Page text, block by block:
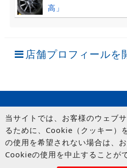
高」
店舗プロフィールを
当サイトでは、お客様のウェブ
るために、Cookie（クッキー）
の使用を希望されない場合は、
Cookieの使用を中止することが